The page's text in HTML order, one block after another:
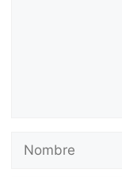
Nombre